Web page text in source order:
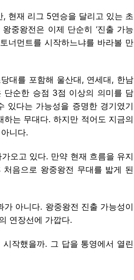
단순한 승점 3점 이상의 의미를 담
있다는 가능성을 증명한 경기였기
는 무대다. 하지만 적어도 지금의
니다.
오고 있다. 만약 현재 흐름을 유지
음으로 왕중왕전 무대를 밟게 된
아니다. 왕중왕전 진출 가능성이
작했을까. 그 답을 통영에서 열린